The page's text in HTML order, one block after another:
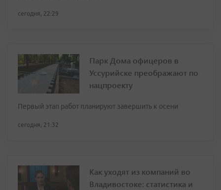
сегодня, 22:29
Парк Дома офицеров в
Уссурийске преображают по
нацпроекту
Первый этап работ планируют завершить к осени
сегодня, 21:32
Как уходят из компаний во
Владивостоке: статистика и